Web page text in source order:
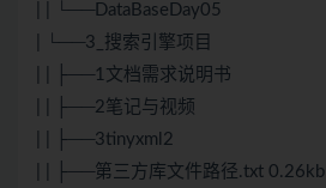
| | └──DataBaseDay05
| └──3_搜索引擎项目
| | ├──1文档需求说明书
| | ├──2笔记与视频
| | ├──3tinyxml2
| | ├──第三方库文件路径.txt 0.26kb